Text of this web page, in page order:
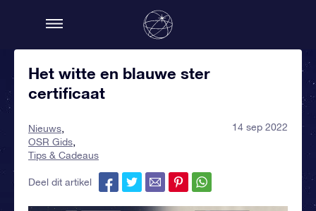
Het witte en blauwe ster
certificaat
Nieuws
OSR Gids
Tips & Cadeaus
14 sep 2022
Deel dit artikel